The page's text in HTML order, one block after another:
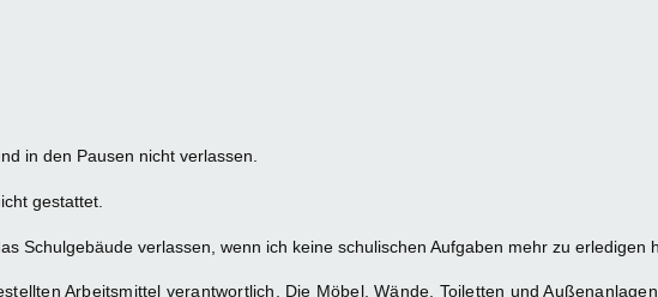
in den Pausen nicht verlassen.
gestattet.
Schulgebäude verlassen, wenn ich keine schulischen Aufgaben mehr zu erledigen
Arbeitsmittel verantwortlich. Die Möbel, Wände, Toiletten und Außenanlagen